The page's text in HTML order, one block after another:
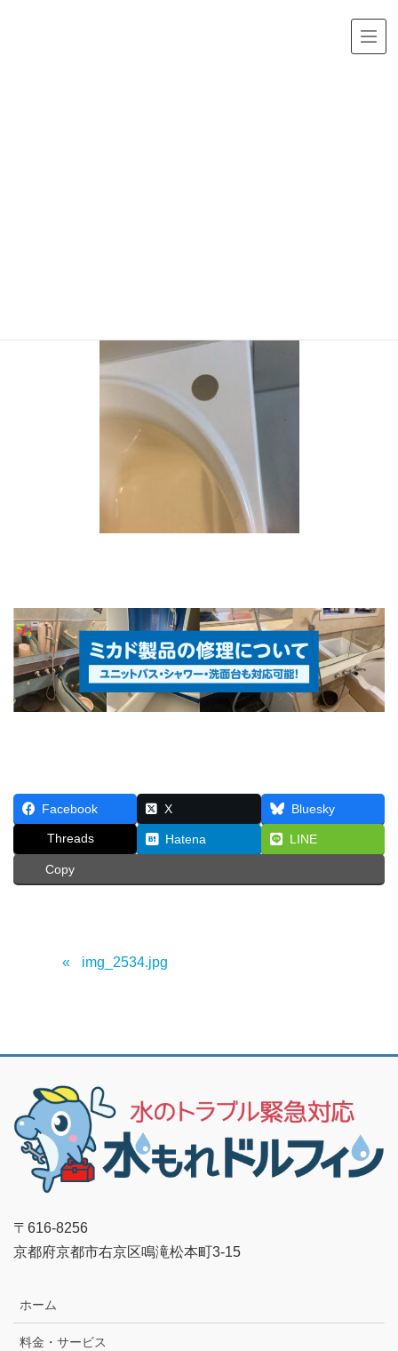
Facebook X Bluesky
Threads Hatena LINE
Copy
img_2534.jpg
〒616-8256
京都府京都市右京区鳴滝松本町3-15
ホーム
料金・サービス